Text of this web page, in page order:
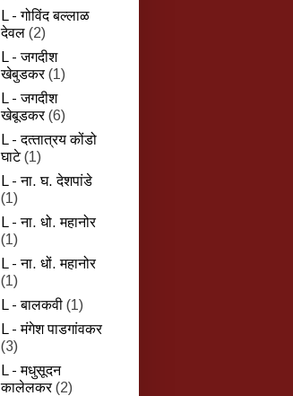
L - गोविंद बल्लाळ
देवल (2)
L - जगदीश
खेबुडकर (1)
L - जगदीश
खेबूडकर (6)
L - दत्‍तात्रय कोंडो
घाटे (1)
L - ना. घ. देशपांडे
(1)
L - ना. धो. महानोर
(1)
L - ना. धों. महानोर
(1)
L - बालकवी (1)
L - मंगेश पाडगांवकर
(3)
L - मधुसूदन
कालेलकर (2)